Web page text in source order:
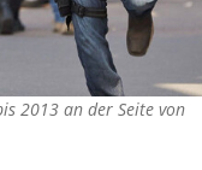
2013 an der Seite von